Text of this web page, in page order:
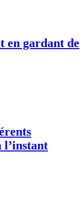
en gardant de
l’instant